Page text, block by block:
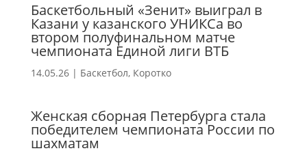
Баскетбольный «Зенит» выиграл в
Казани у казанского УНИКСа во
втором полуфинальном матче
чемпионата Единой лиги ВТБ
14.05.26| Баскетбол, Коротко
Женская сборная Петербурга стала
победителем чемпионата России по
шахматам